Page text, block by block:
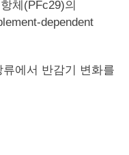
체(PFc29)의
dependent
에서 반감기 변화를